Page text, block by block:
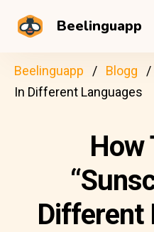
Beelinguapp
Beelinguapp Blogg
In Different Languages
How
Different